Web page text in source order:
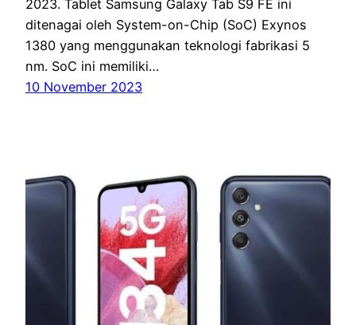
2023. Tablet Samsung Galaxy Tab S9 FE ini
ditenagai oleh System-on-Chip (SoC) Exynos
1380 yang menggunakan teknologi fabrikasi 5
nm. SoC ini memiliki…
10 November 2023